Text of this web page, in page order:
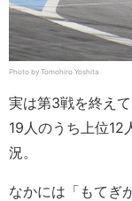
Photo by Tomohiro Yoshita
実は第3戦を終え
19人のうち上位12
況。
なかには「もてぎ